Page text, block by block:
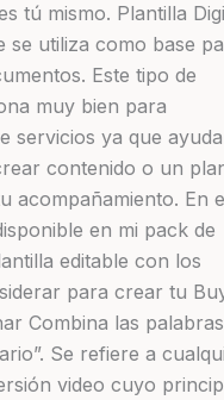
tú mismo. Plantilla
se utiliza como base
Este tipo de
muy bien para
servicios ya que
contenido o un
acompañamiento. En
en mi pack de
editable con los
para crear tu
Combina las palabras
Se refiere a
video cuyo